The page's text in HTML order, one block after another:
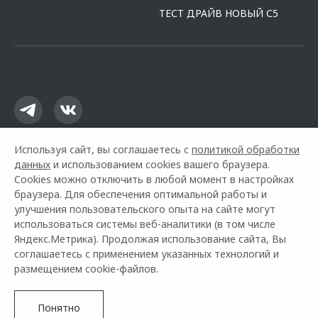
ТЕСТ ДРАЙВ НОВЫЙ С5
Горячая линия OMODA: +7 (495) 139-00-60
Используя сайт, вы соглашаетесь с политикой обработки
данных и использованием cookies вашего браузера.
Cookies можно отключить в любой момент в настройках
браузера. Для обеспечения оптимальной работы и
улучшения пользовательского опыта на сайте могут
использоваться системы веб-аналитики (в том числе
Яндекс.Метрика). Продолжая использование сайта, Вы
соглашаетесь с применением указанных технологий и
размещением cookie-файлов.
Понятно